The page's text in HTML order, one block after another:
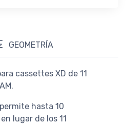
GEOMETRÍA
cassettes XD de 11
hasta 10
lugar de los 11